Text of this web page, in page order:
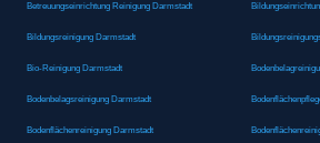
Betreuungseinrichtung Reinigung Darmstadt
Bildungsreinigung Darmstadt
Bio-Reinigung Darmstadt
Bodenbelagsreinigung Darmstadt
Bodenflächenreinigung Darmstadt